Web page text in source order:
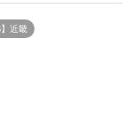
】近畿